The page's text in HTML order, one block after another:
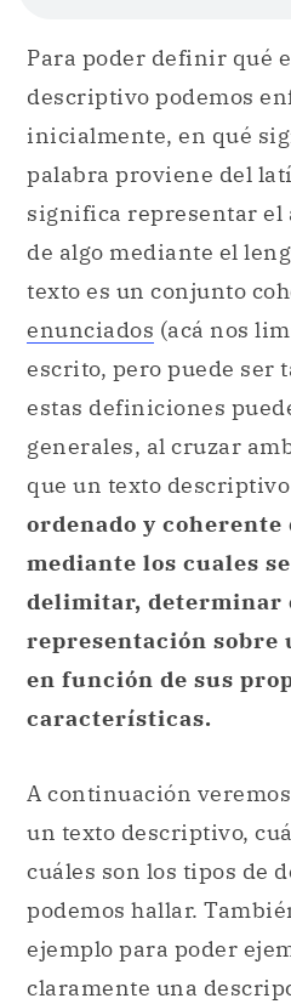
Para poder definir qué
descriptivo podemos
inicialmente, en qué
palabra proviene del
significa representar el
de algo mediante el
texto es un conjunto
enunciados (acá nos
escrito, pero puede ser
estas definiciones
generales, al cruzar
que un texto descriptivo
ordenado y coherente
mediante los cuales
delimitar, determinar
representación sobre
en función de sus
características.
A continuación
un texto descriptivo,
cuáles son los tipos de
podemos hallar.
ejemplo para poder
claramente una